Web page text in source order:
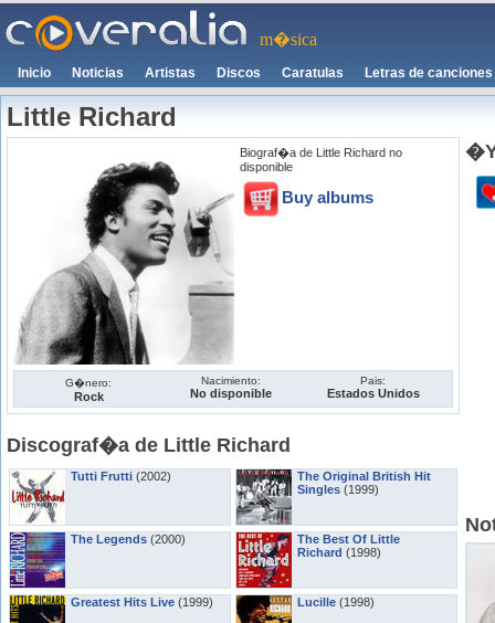
m�sica
Inicio Noticias Artistas Discos Caratulas Letras de canciones
Little Richard
Biograf�a de Little Richard no
disponible
Buy albums
G�nero:
Rock
Nacimiento:
No disponible
Pais:
Estados Unidos
Discograf�a de Little Richard
Tutti Frutti (2002)
The Legends (2000)
Greatest Hits Live (1999)
The Original British Hit
Singles (1999)
The Best Of Little
Richard (1998)
Lucille (1998)